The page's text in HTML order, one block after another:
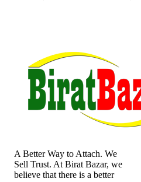
A Better Way to Attach. We
Sell Trust. At Birat Bazar, we
believe that there is a better